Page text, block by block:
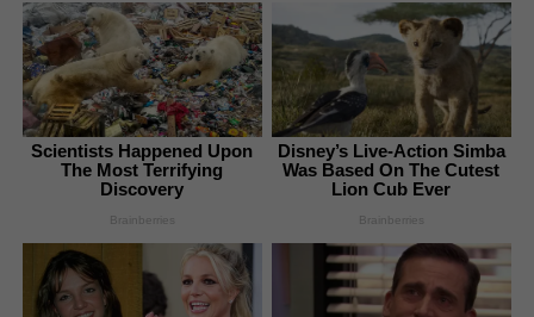
Scientists Happened Upon
The Most Terrifying
Discovery
Brainberries
Disney’s Live-Action Simba
Was Based On The Cutest
Lion Cub Ever
Brainberries